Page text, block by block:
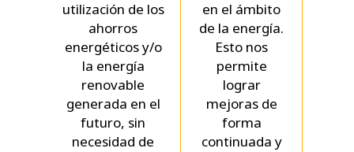
utilización de los
ahorros
energéticos y/o
la energía
renovable
generada en el
futuro, sin
necesidad de
en el ámbito
de la energía.
Esto nos
permite
lograr
mejoras de
forma
continuada y